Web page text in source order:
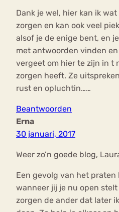
Dank je wel, hier kan ik
zorgen en kan ook veel
alsof je de enige bent, en
met antwoorden vinden
vergeet om hier te zijn in t
zorgen heeft. Ze
rust en opluchtin……
Beantwoorden
Erna
30 januari, 2017
Weer zo’n goede blog,
Een gevolg van het praten
wanneer jij je nu open
zorgen de ander dat later